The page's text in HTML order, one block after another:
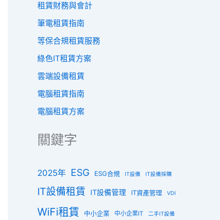
租賃財務與會計
筆電租賃指南
等保合規租賃服務
綠色IT租賃方案
雲端設備租賃
電腦租賃指南
電腦租賃方案
關鍵字
2025年 ESG ESG合規 IT設備 IT設備採購
IT設備租賃 IT設備管理 IT資產管理 VDI
WiFi租賃 中小企業 中小企業IT 二手IT設備